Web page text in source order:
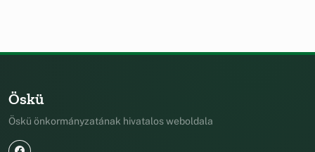
Öskü
Öskü önkormányzatának hivatalos weboldala